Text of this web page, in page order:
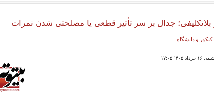
بلاتکلیفی؛ جدال بر سر تأثیر قطعی یا مصلحتی شدن نمرات
کنکور و دانشگاه
۱۴۰۵ ۱۷:۰۵